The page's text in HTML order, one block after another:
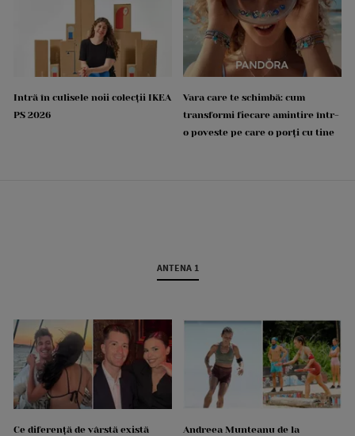
Intră în culisele noii colecții IKEA
PS 2026
Vara care te schimbă: cum
transformi fiecare amintire într-
o poveste pe care o porți cu tine
ANTENA 1
Ce diferență de vârstă există
Andreea Munteanu de la